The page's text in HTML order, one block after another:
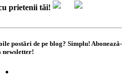
prietenii tăi!
postări de pe blog? Simplu! Abonează-
newsletter!